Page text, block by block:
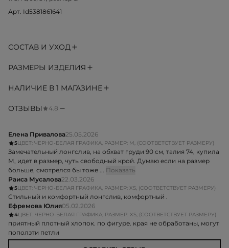
Арт. Id5381861641
СОСТАВ И УХОД
РАЗМЕРЫ ИЗДЕЛИЯ
НАЛИЧИЕ В 1 МАГАЗИНЕ
ОТЗЫВЫ 4.8
Елена Привалова25.05.2026
5ЦВЕТ: ЧЕРНО-БЕЛАЯ ГРАФИКА, РАЗМЕР: M, (СООТВЕТСТВУЕТ РАЗМЕРУ)
Замечательный лонгслив, на обхват груди 90 см, талия 74, купила
М, идет в размер, чуть свободный крой. Думаю если на размер
больше, смотрелся бы тоже ... Показать
Раиса Мусалова22.03.2026
5ЦВЕТ: ЧЕРНО-БЕЛАЯ ГРАФИКА, РАЗМЕР: XS, (СООТВЕТСТВУЕТ РАЗМЕРУ)
Стильный и комфортный лонгслив, комфортный .
Ефремова Юлия05.02.2026
4ЦВЕТ: ЧЕРНО-БЕЛАЯ ГРАФИКА, РАЗМЕР: XS, (СООТВЕТСТВУЕТ РАЗМЕРУ)
приятный плотный хлопок. по фигуре. края не обработаны, могут
поползти петли